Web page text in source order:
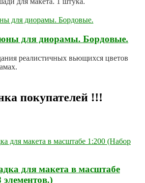
для диорамы. Бордовые.
реалистичных вьющихся цветов
покупателей !!!
для макета в масштабе